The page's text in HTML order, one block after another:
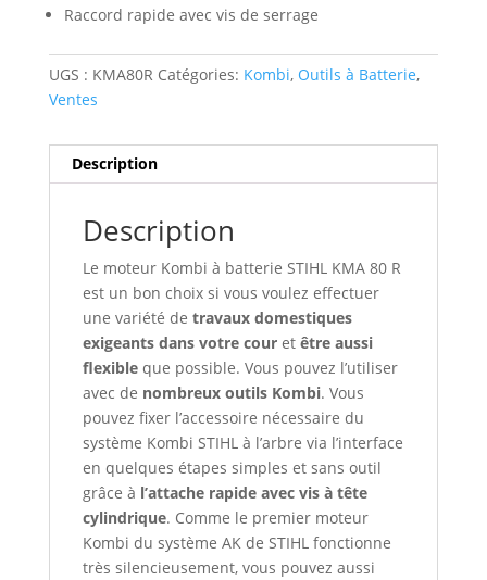
Raccord rapide avec vis de serrage
UGS : KMA80R Catégories: Kombi, Outils à Batterie,
Ventes
Description
Description
Le moteur Kombi à batterie STIHL KMA 80 R
est un bon choix si vous voulez effectuer
une variété de travaux domestiques
exigeants dans votre couretêtre aussi
flexibleque possible. Vous pouvez l’utiliser
avec de nombreux outils Kombi. Vous
pouvez fixer l’accessoire nécessaire du
système Kombi STIHL à l’arbre via l’interface
en quelques étapes simples et sans outil
grâce à l’attache rapide avec vis à tête
cylindrique. Comme le premier moteur
Kombi du système AK de STIHL fonctionne
très silencieusement, vous pouvez aussi